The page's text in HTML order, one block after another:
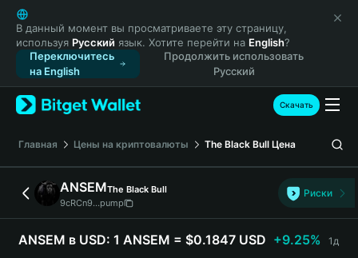
English
日本語
Tiếng Việt
Русский
Español (Latinoamérica)
Türkçe
Français
Deutsch
简体中文
繁體中文
Português (Portugal)
Bahasa Indonesia
В данный момент вы просматриваете эту страницу,
используя Русский язык. Хотите перейти на English?
Переключитесь
на English
Продолжить использовать
Русский
Скачать
Главная Цены на криптовалюты The Black Bull Цена
ANSEMThe Black Bull
9cRCn9...pump
Риски
ANSEM в USD: 1 ANSEM = $0.1847 USD +9.25% 1д